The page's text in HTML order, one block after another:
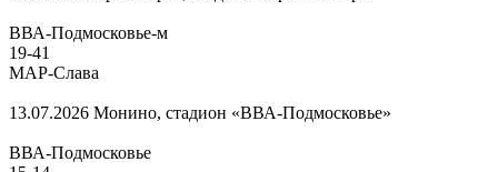
ВВА-Подмосковье-м
19-41
МАР-Слава
13.07.2026 Монино, стадион «ВВА-Подмосковье»
ВВА-Подмосковье